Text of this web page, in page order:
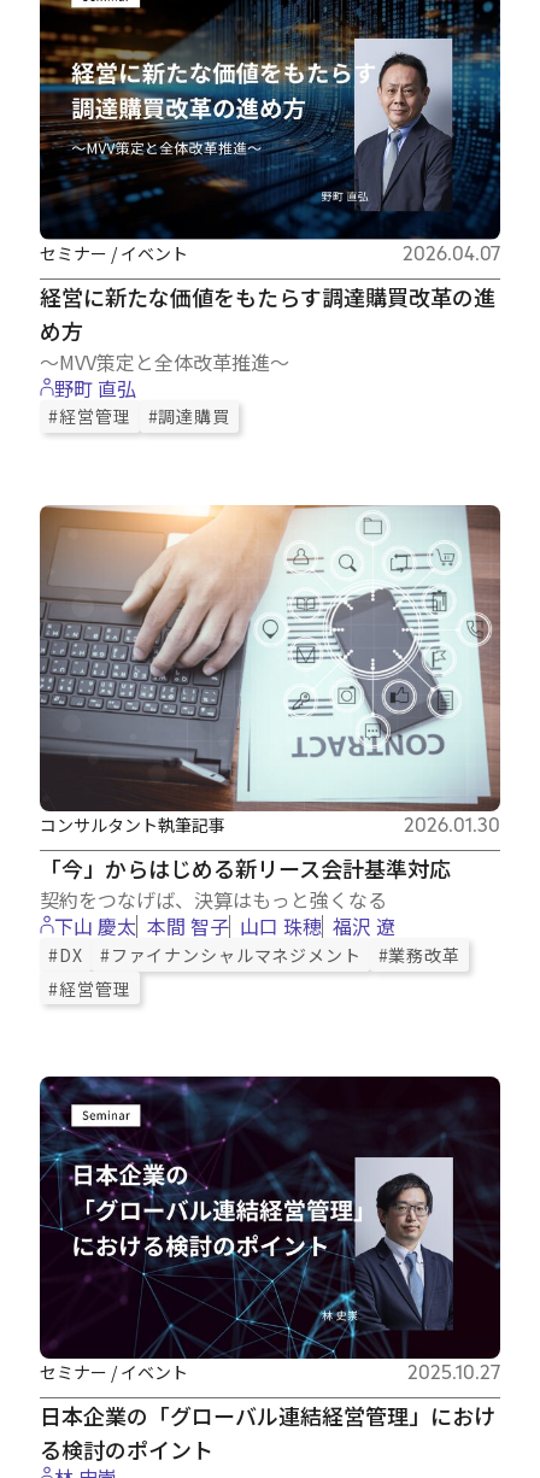
経営に新たな価値をもたらす調達購買改革の進
め方
～MVV策定と全体改革推進～
セミナー / イベント 2026.04.07
野町 直弘
#経営管理 #調達購買
「今」からはじめる新リース会計基準対応
契約をつなげば、決算はもっと強くなる
コンサルタント執筆記事 2026.01.30
下山 慶太 本間 智子 山口 珠穂 福沢 遼
#DX #ファイナンシャルマネジメント
#業務改革
#経営管理
日本企業の「グローバル連結経営管理」におけ
る検討のポイント
セミナー / イベント 2025.10.27